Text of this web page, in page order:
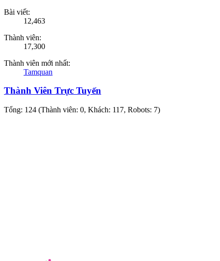
Bài viết:
12,463
Thành viên:
17,300
Thành viên mới nhất:
Tamquan
Thành Viên Trực Tuyến
Tổng: 124 (Thành viên: 0, Khách: 117, Robots: 7)